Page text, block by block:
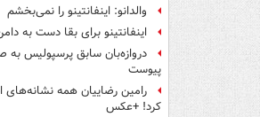
والدانو: اینفانتینو را نمی‌بخشم
اینفانتینو برای بقا دست به
دروازه‌بان سابق پرسپولیس
پیوست
رامین رضاییان همه نشانه‌های
کرد! +عکس